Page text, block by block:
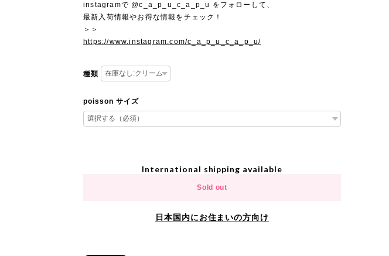
instagramで @c_a_p_u_c_a_p_u をフォローして、
最新入荷情報やお得な情報をチェック！
＞＞
https://www.instagram.com/c_a_p_u_c_a_p_u/
種類
poisson サイズ
International shipping available
Sold out
日本国内にお住まいの方向け